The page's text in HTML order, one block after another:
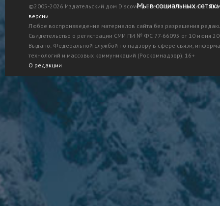
©2005-2026 Издательский дом Discovery. Все права защищены.
версии
Любое воспроизведение материалов сайта без разрешения
Свидетельство о регистрации СМИ ПИ № ФС 77-66095 от 10 июня
Выдано: Федеральной службой по надзору в сфере связи,
технологий и массовых коммуникаций (Роскомнадзор). 16+
О редакции
Мы в социальных сетях: